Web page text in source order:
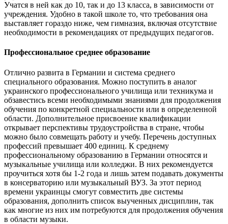
Учатся в ней как до 10, так и до 13 класса, в зависимости от
учреждения. Удобно в такой школе то, что требования она
выставляет гораздо ниже, чем гимназия, включая отсутствие
необходимости в рекомендациях от предыдущих педагогов.
Профессиональное среднее образование
Отлично развита в Германии и система среднего
специального образования. Можно поступить в аналог
украинского профессионального училища или техникума и
обзавестись всеми необходимыми знаниями для продолжения
обучения по конкретной специальности или в определенной
области. Дополнительное присвоение квалификации
открывает перспективы трудоустройства в стране, чтобы
можно было совмещать работу и учебу. Перечень доступных
профессий превышает 400 единиц. К среднему
профессиональному образованию в Германии относятся и
музыкальные училища или колледжи. В них рекомендуется
проучиться хотя бы 1-2 года и лишь затем подавать документы
в консерваторию или музыкальный ВУЗ. За этот период
времени украинцы смогут совместить две системы
образования, дополнить список выученных дисциплин, так
как многие из них им потребуются для продолжения обучения
в области музыки.